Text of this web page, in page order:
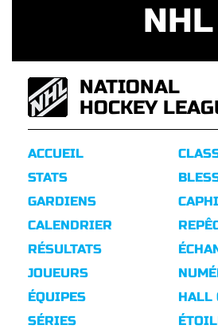
NHL
NATIONAL
HOCKEY
ACCUEIL
STATS
GARDIENS
CALENDRIER
RÉSULTATS
JOUEURS
ÉQUIPES
SÉRIES
HALL